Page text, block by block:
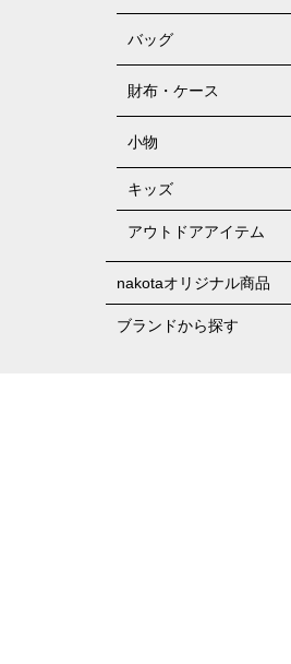
バッグ
財布・ケース
小物
キッズ
アウトドアアイテム
nakotaオリジナル商品
ブランドから探す